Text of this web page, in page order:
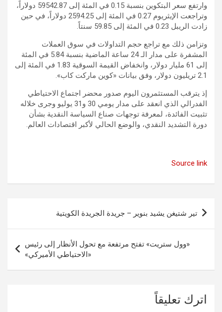
وارتفع سعر البتكوين بنسبة 0.15 في المئة إلى 59542.87 دولاراً،
وتراجعت الإيثريوم 0.27 في المئة إلى 2594.25 دولاراً، في حين
زادت الريبل 0.23 في المئة إلى 59.85 سنتاً.
وتزامن ذلك مع تراجع حجم التداولات في سوق العملات
المشفرة على مدار الـ 24 ساعة الماضية بنسبة 5.84 في المئة
إلى 61 مليار دولار، وانخفاض القيمة السوقية 1.83 في المئة إلى
2.1 تريليون دولار، وفق بيانات «كوين ماركت كاب».
إذ يترقب المستثمرون اليوم صدور محضر اجتماع الاحتياطي
الفدرالي الذي انعقد على مدار يومي 30 و31 يوليو وجرى خلاله
تثبيت الفائدة، لمعرفة توجهات صناع السياسة النقدية بشأن
دورة التشديد النقدي، والوضع الحالي لأكبر اقتصادات العالم.
Source link
تصفّح
المقالات
تير شتيغن يشيد بنوير – جريدة الجريدة الكويتية
«وول ستريت» تفتح مرتفعة مع تحول الأنظار إلى رئيس
«الاحتياطي الأميركي»
اترك تعليقاً